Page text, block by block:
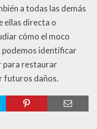
a todas las demás
ellas directa o
cómo el moco
podemos identificar
para restaurar
futuros daños.